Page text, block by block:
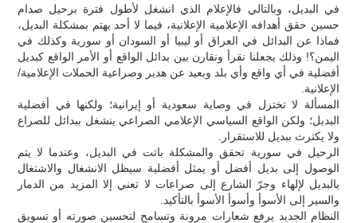
في البديل، وبالتالي فالإعلام الذي انشغل لأطول فترة برحيل صدام
حسين حقق أهدافه الإعلامية الإعلانية، فيما لا أحد يهتم بمشكلة البديل،
فماذا عن البدائل في العراق أو ليبيا أو السودان أو سورية وكذلك في
اليمن؟! وذلك يجعلنا نقرأ ونقارن بين بدائل الواقع أو الأمر الواقع كبديل
أفضلية في أي واقع وأي بلد وبعيد عن هدير وصراعية الحملات الإعلامية/
الإعلانية.
المسألة لا تختزل في وصاية سعودية أو إيرانية؛ ولكنها في أفضلية
البديل؛ ولكن الواقع السياسي الإعلامي الصراعي ينشغل ببدائل للصراع
ولا يكترث ببديل للاستقرار.
الرحيل في سورية تحقق والمشكلة باتت في البديل، وعندما لا يتم
الوصول إلى بديل أفضل أو يمثل أفضلية سيظل الانشغال والاشتغال
بالبديل لإلهاء وجرّ الشارع إلى صراعات لا تعني إلا المزيد من الدمار
والسير إلى الأسوأ وأسوأ الأسوأ بالتأكيد.
النظام الجديد يرفع شعارات مرونة وتسامح لتحسين صورته أو تسويق